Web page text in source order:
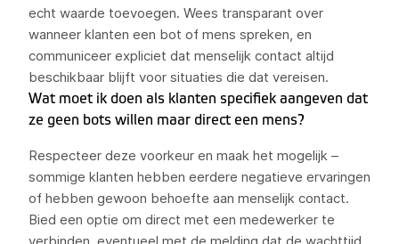
echt waarde toevoegen. Wees transparant over
wanneer klanten een bot of mens spreken, en
communiceer expliciet dat menselijk contact altijd
beschikbaar blijft voor situaties die dat vereisen.
Wat moet ik doen als klanten specifiek aangeven dat
ze geen bots willen maar direct een mens?
Respecteer deze voorkeur en maak het mogelijk –
sommige klanten hebben eerdere negatieve ervaringen
of hebben gewoon behoefte aan menselijk contact.
Bied een optie om direct met een medewerker te